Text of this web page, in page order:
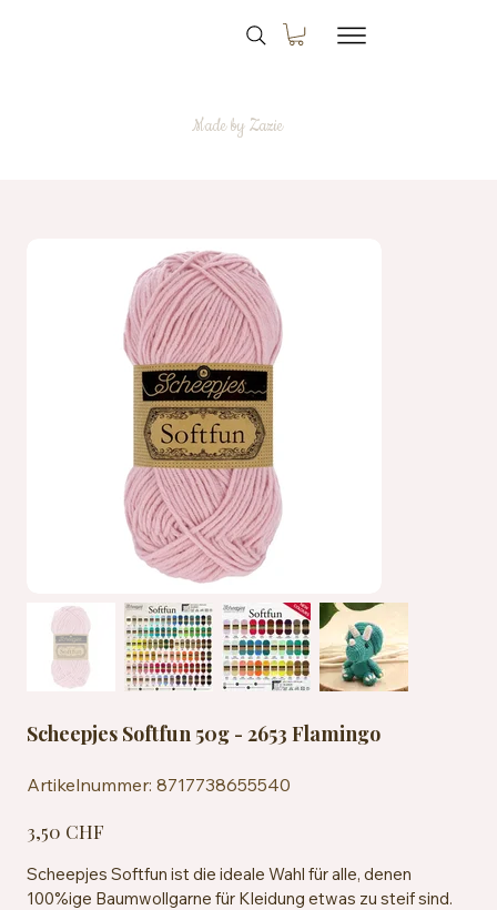
Made by Zazie
Scheepjes Softfun 50g - 2653 Flamingo
Artikelnummer: 8717738655540
8717738655540
3,50 CHF
Scheepjes Softfun ist die ideale Wahl für alle, denen
100%ige Baumwollgarne für Kleidung etwas zu steif sind.